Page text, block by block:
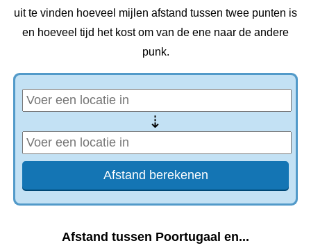
uit te vinden hoeveel mijlen afstand tussen twee punten is
en hoeveel tijd het kost om van de ene naar de andere
punk.
⇢
Afstand tussen Poortugaal en...